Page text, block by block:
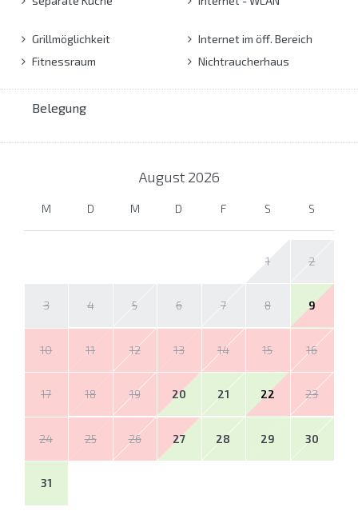
Grillmöglichkeit
Fitnessraum
Internet im öff. Bereich
Nichtraucherhaus
Belegung
August 2026
M D M D F S S
1 2
3 4 5 6 7 8 9
10 11 12 13 14 15 16
17 18 19 20 21 22 23
24 25 26 27 28 29 30
31